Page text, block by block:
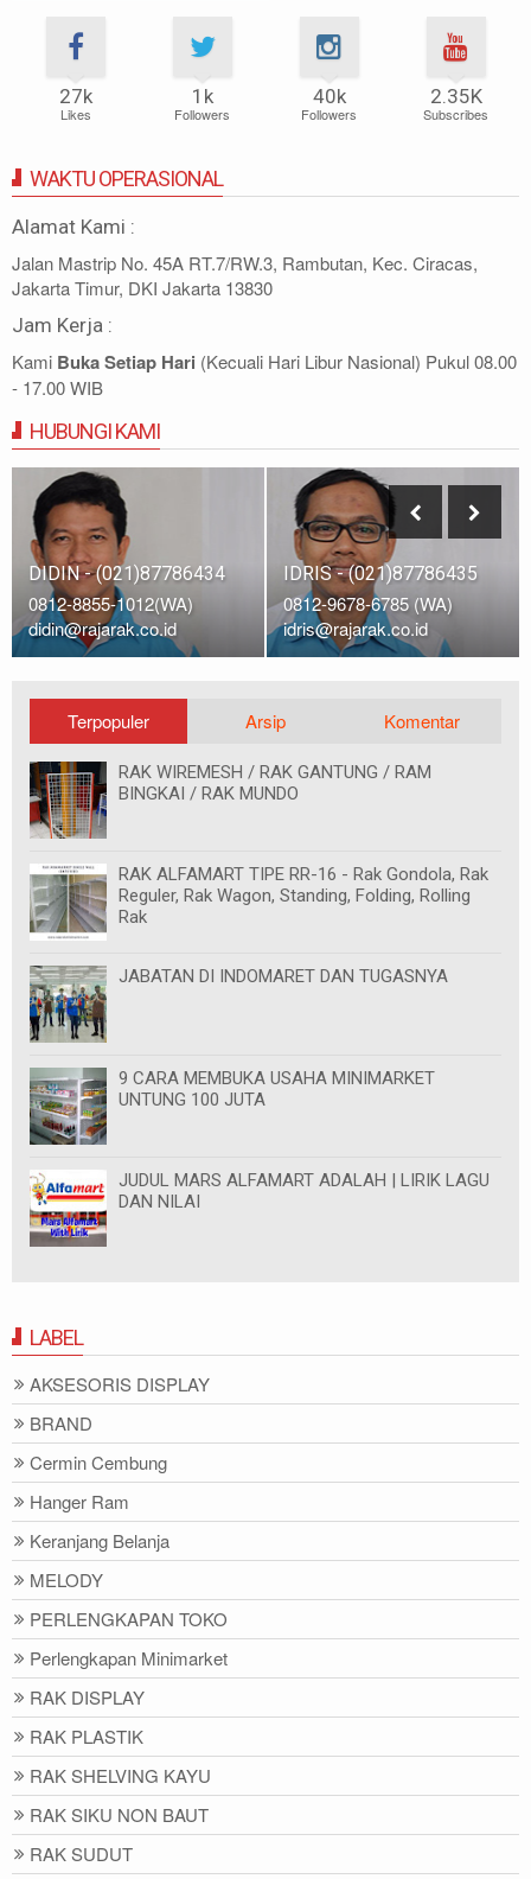
27k
Likes
1k
Followers
40k
Followers
2.35K
Subscribes
WAKTU OPERASIONAL
Alamat Kami :
Jalan Mastrip No. 45A RT.7/RW.3, Rambutan, Kec. Ciracas,
Jakarta Timur, DKI Jakarta 13830
Jam Kerja :
Kami Buka Setiap Hari (Kecuali Hari Libur Nasional) Pukul 08.00
- 17.00 WIB
HUBUNGI KAMI
DIDIN - (021)87786434
0812-8855-1012(WA)
didin@rajarak.co.id
IDRIS - (021)87786435
0812-9678-6785 (WA)
idris@rajarak.co.id
Terpopuler Arsip Komentar
RAK WIREMESH / RAK GANTUNG / RAM
BINGKAI / RAK MUNDO
RAK ALFAMART TIPE RR-16 - Rak Gondola, Rak
Reguler, Rak Wagon, Standing, Folding, Rolling
Rak
JABATAN DI INDOMARET DAN TUGASNYA
9 CARA MEMBUKA USAHA MINIMARKET
UNTUNG 100 JUTA
JUDUL MARS ALFAMART ADALAH | LIRIK LAGU
DAN NILAI
LABEL
AKSESORIS DISPLAY
BRAND
Cermin Cembung
Hanger Ram
Keranjang Belanja
MELODY
PERLENGKAPAN TOKO
Perlengkapan Minimarket
RAK DISPLAY
RAK PLASTIK
RAK SHELVING KAYU
RAK SIKU NON BAUT
RAK SUDUT